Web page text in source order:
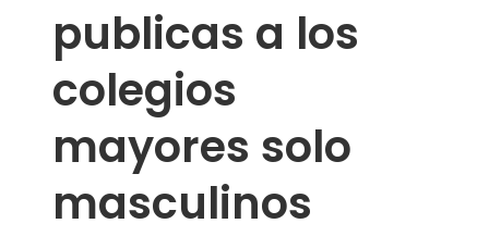
publicas a los
colegios
mayores solo
masculinos